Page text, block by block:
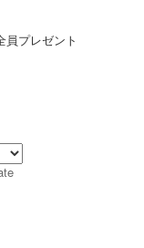
員プレゼント